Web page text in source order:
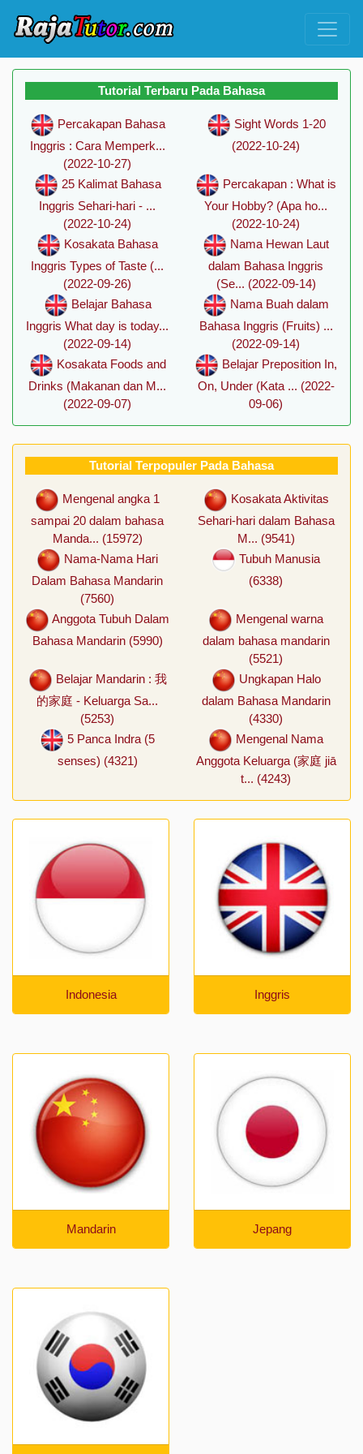
Tutorial Terbaru Pada Bahasa
Percakapan Bahasa
Inggris : Cara Memperk...
(2022-10-27)
Sight Words 1-20
(2022-10-24)
25 Kalimat Bahasa
Inggris Sehari-hari - ...
(2022-10-24)
Percakapan : What is
Your Hobby? (Apa ho...
(2022-10-24)
Kosakata Bahasa
Inggris Types of Taste (...
(2022-09-26)
Nama Hewan Laut
dalam Bahasa Inggris
(Se... (2022-09-14)
Belajar Bahasa
Inggris What day is today...
(2022-09-14)
Nama Buah dalam
Bahasa Inggris (Fruits) ...
(2022-09-14)
Kosakata Foods and
Drinks (Makanan dan M...
(2022-09-07)
Belajar Preposition In,
On, Under (Kata ... (2022-
09-06)
Tutorial Terpopuler Pada Bahasa
Mengenal angka 1
sampai 20 dalam bahasa
Manda... (15972)
Kosakata Aktivitas
Sehari-hari dalam Bahasa
M... (9541)
Nama-Nama Hari
Dalam Bahasa Mandarin
(7560)
Tubuh Manusia
(6338)
Anggota Tubuh Dalam
Bahasa Mandarin (5990)
Mengenal warna
dalam bahasa mandarin
(5521)
Belajar Mandarin : 我
的家庭 - Keluarga Sa...
(5253)
Ungkapan Halo
dalam Bahasa Mandarin
(4330)
5 Panca Indra (5
senses) (4321)
Mengenal Nama
Anggota Keluarga (家庭 jiā
t... (4243)
Indonesia Inggris
Mandarin Jepang